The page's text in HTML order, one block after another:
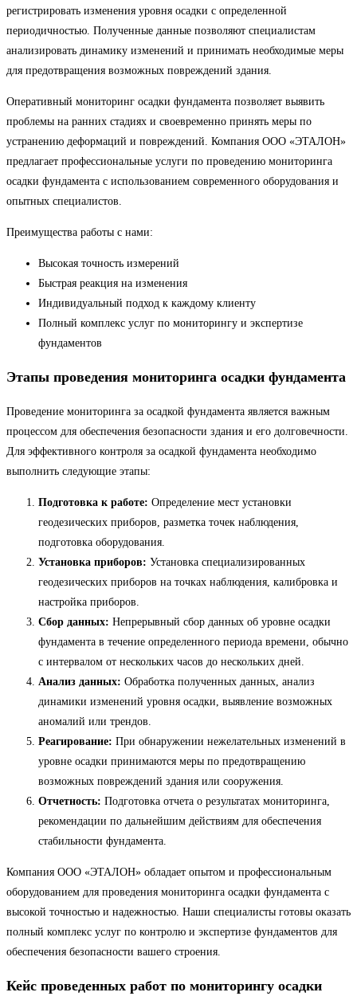
регистрировать изменения уровня осадки с определенной
периодичностью. Полученные данные позволяют специалистам
анализировать динамику изменений и принимать необходимые меры
для предотвращения возможных повреждений здания.
Оперативный мониторинг осадки фундамента позволяет выявить
проблемы на ранних стадиях и своевременно принять меры по
устранению деформаций и повреждений. Компания ООО «ЭТАЛОН»
предлагает профессиональные услуги по проведению мониторинга
осадки фундамента с использованием современного оборудования и
опытных специалистов.
Преимущества работы с нами:
Высокая точность измерений
Быстрая реакция на изменения
Индивидуальный подход к каждому клиенту
Полный комплекс услуг по мониторингу и экспертизе
фундаментов
Этапы проведения мониторинга осадки фундамента
Проведение мониторинга за осадкой фундамента является важным
процессом для обеспечения безопасности здания и его долговечности.
Для эффективного контроля за осадкой фундамента необходимо
выполнить следующие этапы:
Подготовка к работе: Определение мест установки
геодезических приборов, разметка точек наблюдения,
подготовка оборудования.
Установка приборов: Установка специализированных
геодезических приборов на точках наблюдения, калибровка и
настройка приборов.
Сбор данных: Непрерывный сбор данных об уровне осадки
фундамента в течение определенного периода времени, обычно
с интервалом от нескольких часов до нескольких дней.
Анализ данных: Обработка полученных данных, анализ
динамики изменений уровня осадки, выявление возможных
аномалий или трендов.
Реагирование: При обнаружении нежелательных изменений в
уровне осадки принимаются меры по предотвращению
возможных повреждений здания или сооружения.
Отчетность: Подготовка отчета о результатах мониторинга,
рекомендации по дальнейшим действиям для обеспечения
стабильности фундамента.
Компания ООО «ЭТАЛОН» обладает опытом и профессиональным
оборудованием для проведения мониторинга осадки фундамента с
высокой точностью и надежностью. Наши специалисты готовы оказать
полный комплекс услуг по контролю и экспертизе фундаментов для
обеспечения безопасности вашего строения.
Кейс проведенных работ по мониторингу осадки